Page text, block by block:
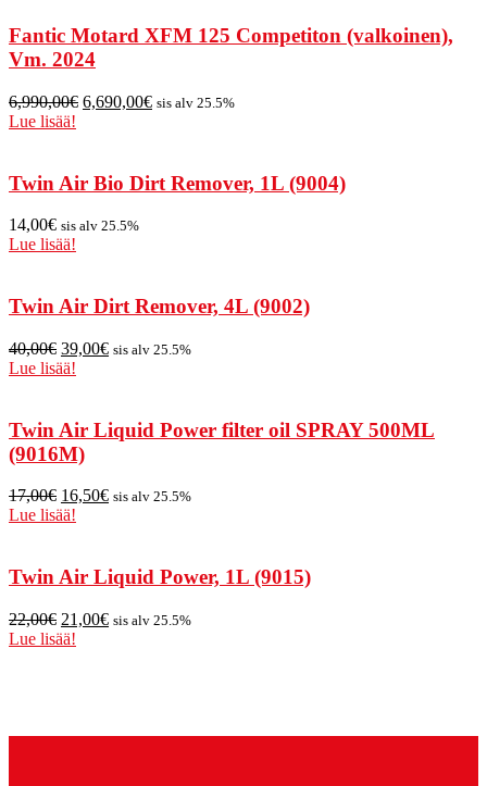
Fantic Motard XFM 125 Competiton (valkoinen),
Vm. 2024
6,990,00€ 6,690,00€ sis alv 25.5%
Lue lisää!
Twin Air Bio Dirt Remover, 1L (9004)
14,00€ sis alv 25.5%
Lue lisää!
Twin Air Dirt Remover, 4L (9002)
40,00€ 39,00€ sis alv 25.5%
Lue lisää!
Twin Air Liquid Power filter oil SPRAY 500ML
(9016M)
17,00€ 16,50€ sis alv 25.5%
Lue lisää!
Twin Air Liquid Power, 1L (9015)
22,00€ 21,00€ sis alv 25.5%
Lue lisää!